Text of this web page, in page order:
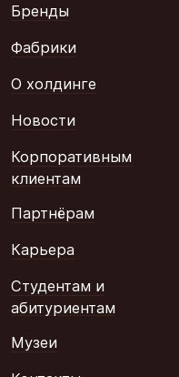
Бренды
Фабрики
О холдинге
Новости
Корпоративным
клиентам
Партнёрам
Карьера
Студентам и
абитуриентам
Музеи